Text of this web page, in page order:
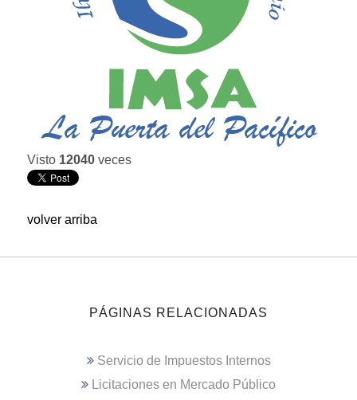
Visto 12040 veces
volver arriba
PÁGINAS RELACIONADAS
Servicio de Impuestos Internos
Licitaciones en Mercado Público